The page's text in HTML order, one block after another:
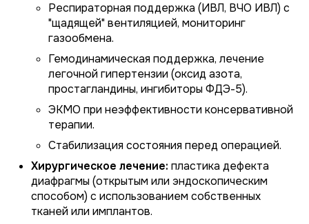
Респираторная поддержка (ИВЛ, ВЧО ИВЛ) с
"щадящей" вентиляцией, мониторинг
газообмена.
Гемодинамическая поддержка, лечение
легочной гипертензии (оксид азота,
простагландины, ингибиторы ФДЭ-5).
ЭКМО при неэффективности консервативной
терапии.
Стабилизация состояния перед операцией.
Хирургическое лечение: пластика дефекта
диафрагмы (открытым или эндоскопическим
способом) с использованием собственных
тканей или имплантов.